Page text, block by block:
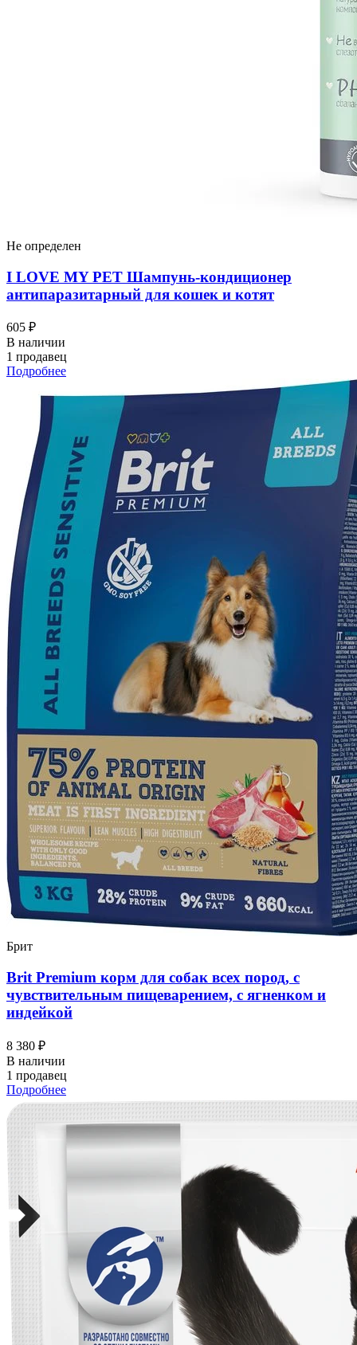
Не определен
I LOVЕ MY PET Шампунь-кондиционер
антипаразитарный для кошек и котят
605 ₽
В наличии
1 продавец
Подробнее
Брит
Brit Premium корм для собак всех пород, с
чувствительным пищеварением, с ягненком и
индейкой
8 380 ₽
В наличии
1 продавец
Подробнее